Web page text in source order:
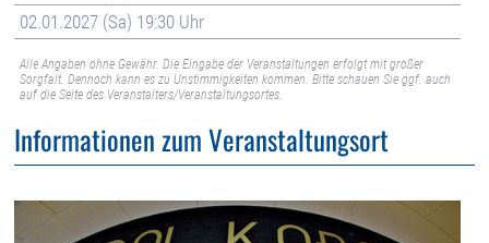
02.01.2027 (Sa) 19:30 Uhr
Alle Angaben ohne Gewähr. Die Eingabe der Veranstaltungen erfolgt mit großer
Sorgfalt. Dennoch kann es zu Unstimmigkeiten kommen. Bitte schauen Sie ggf. auch
auf die Seite des Veranstalters/Veranstaltungsortes.
Informationen zum Veranstaltungsort